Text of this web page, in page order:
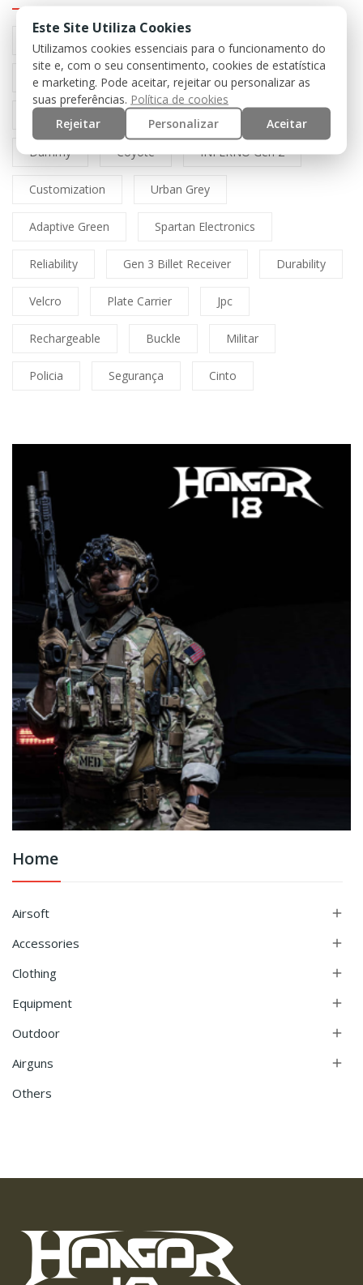
Preto Black
Multicam Mfh Boné Cordura
Lasercut Spitfire Direct Action
Dummy Coyote INFERNO Gen 2
Customization Urban Grey
Adaptive Green Spartan Electronics
Reliability Gen 3 Billet Receiver Durability
Velcro Plate Carrier Jpc
Rechargeable Buckle Militar
Policia Segurança Cinto
Home
Airsoft 
Accessories 
Clothing 
Equipment 
Outdoor 
Airguns 
Others
Este Site Utiliza Cookies
Utilizamos cookies essenciais para o funcionamento do
site e, com o seu consentimento, cookies de estatística
e marketing. Pode aceitar, rejeitar ou personalizar as
suas preferências. Política de cookies
Rejeitar
Personalizar Aceitar